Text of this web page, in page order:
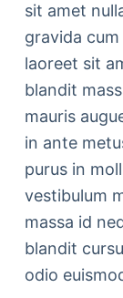
sit amet
gravida
laoreet sit
blandit
mauris
in ante
purus in
vestibulum
massa id
blandit
odio